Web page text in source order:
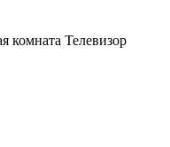
комната Телевизор